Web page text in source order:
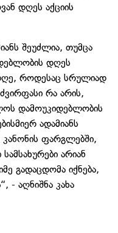
დღეს აქციის
შეუძლია, თუმცა
დღეს
როდესაც სრულიად
რა არის,
დამოუკიდებლობის
ადამიანს
ფარგლებში,
არიან
გადაცდომა იქნება,
- აღნიშნა კახა